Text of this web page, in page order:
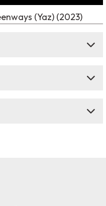
(Yaz) (2023)
siz yapın!